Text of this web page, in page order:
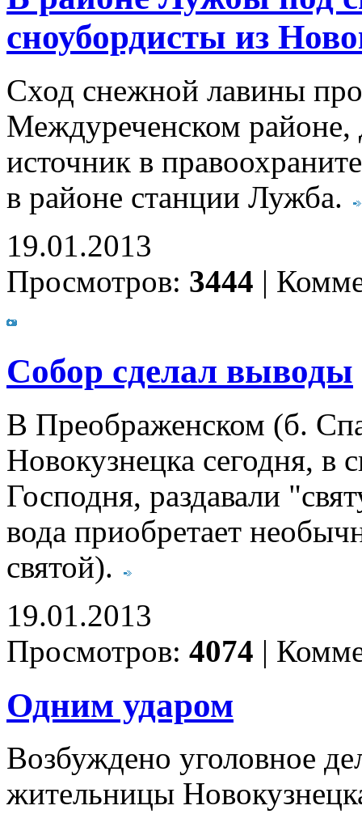
сноубордисты из
Сход снежной лавины
Междуреченском районе,
источник в
в районе станции Лужба.
19.01.2013
Просмотров: 3444 |
Собор сделал выводы
В Преображенском (б.
Новокузнецка сегодня, в
Господня, раздавали
вода приобретает
святой).
19.01.2013
Просмотров: 4074 |
Одним ударом
Возбуждено уголовное
жительницы